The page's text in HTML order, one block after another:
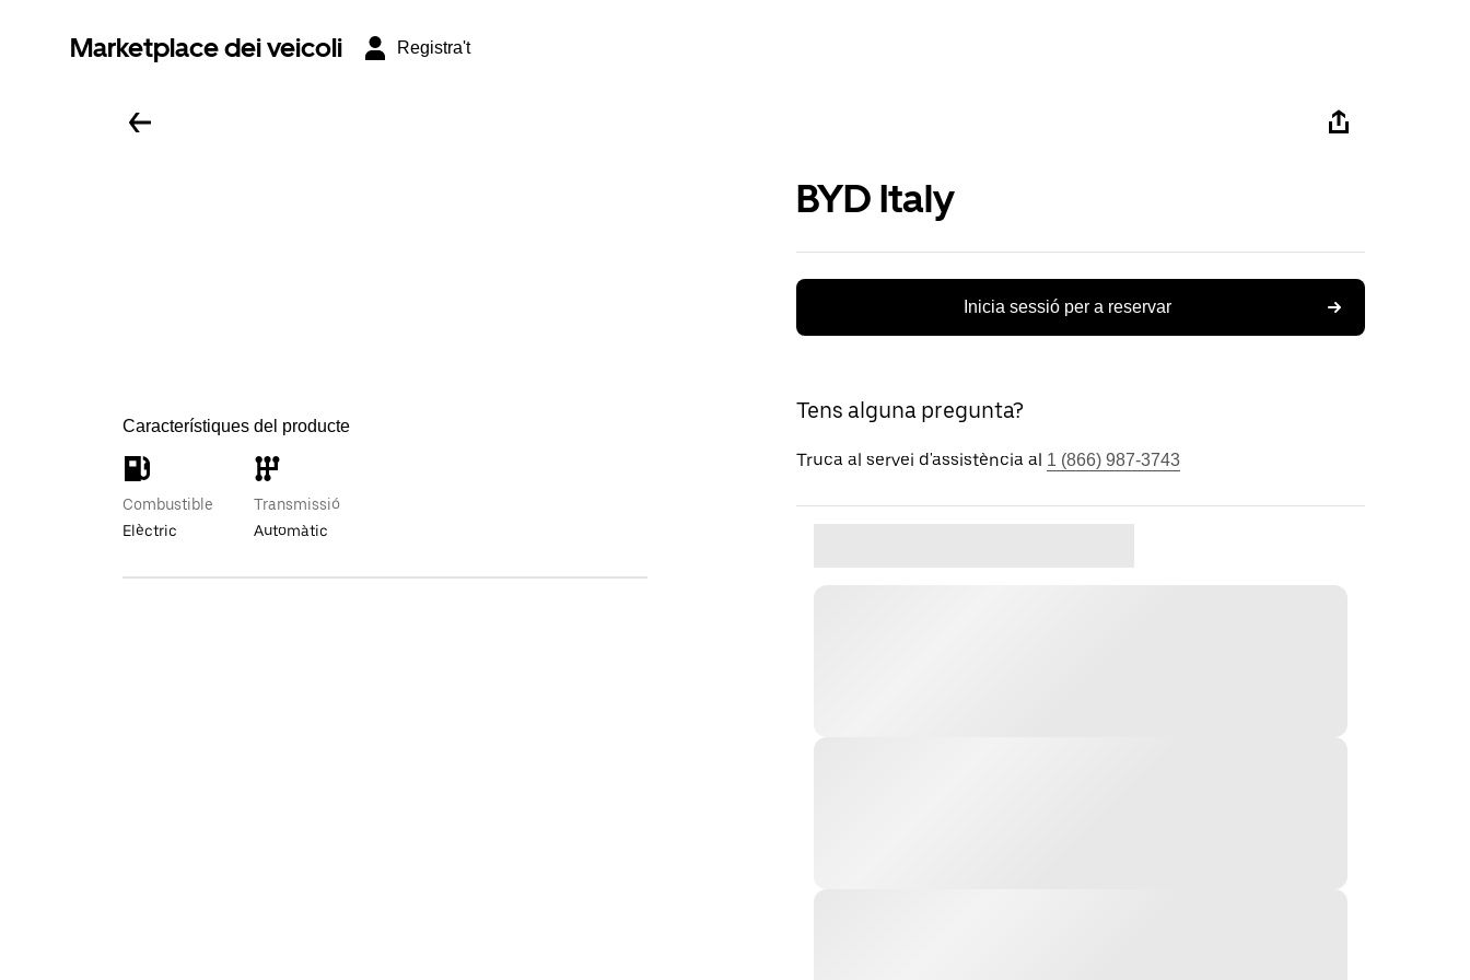
Marketplace dei veicoli Registra't
Característiques del producte
Combustible
Elèctric
Transmissió
Automàtic
BYD Italy
Inicia sessió per a reservar
Tens alguna pregunta?
Truca al servei d'assistència al 1 (866) 987-3743